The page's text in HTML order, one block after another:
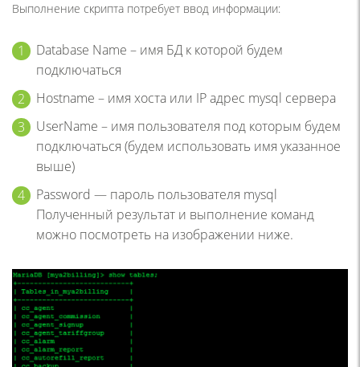
Выполнение скрипта потребует ввод информации:
Database Name – имя БД к которой будем
подключаться
Hostname – имя хоста или IP адрес mysql сервера
UserName – имя пользователя под которым будем
подключаться (будем использовать имя указанное
выше)
Password — пароль пользователя mysql
Полученный результат и выполнение команд
можно посмотреть на изображении ниже.